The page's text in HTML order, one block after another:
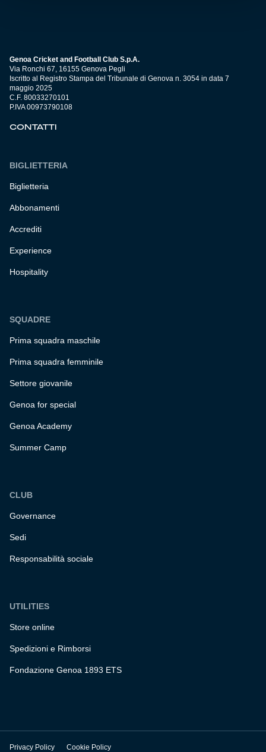
Genoa Cricket and Football Club S.p.A.
Via Ronchi 67, 16155 Genova Pegli
Iscritto al Registro Stampa del Tribunale di Genova n. 3054 in data 7
maggio 2025
C.F. 80033270101
P.IVA 00973790108
CONTATTI
BIGLIETTERIA
Biglietteria
Abbonamenti
Accrediti
Experience
Hospitality
SQUADRE
Prima squadra maschile
Prima squadra femminile
Settore giovanile
Genoa for special
Genoa Academy
Summer Camp
CLUB
Governance
Sedi
Responsabilità sociale
UTILITIES
Store online
Spedizioni e Rimborsi
Fondazione Genoa 1893 ETS
Privacy Policy Cookie Policy